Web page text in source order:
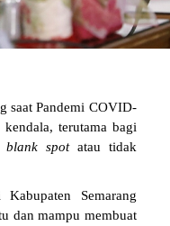
saat Pandemi COVID-
terutama bagi
blank spotatau tidak
Semarang
dan mampu membuat